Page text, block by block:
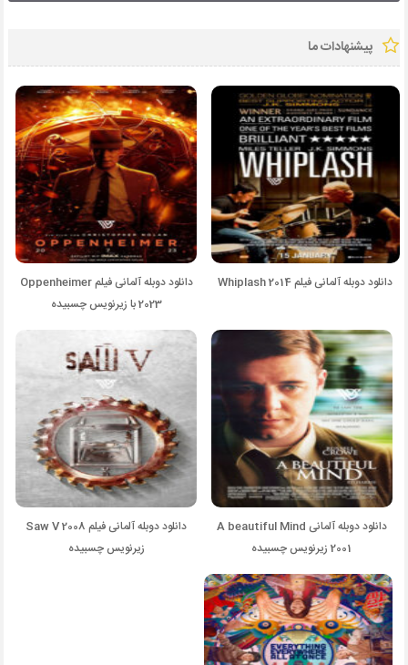
پیشنهادات ما
دانلود دوبله آلمانی فیلم Whiplash 2014
دانلود دوبله آلمانی فیلم Oppenheimer
2023 با زیرنویس چسبیده
دانلود دوبله آلمانی A beautiful Mind
2001 زیرنویس چسبیده
دانلود دوبله آلمانی فیلم Saw V 2008
زیرنویس چسبیده